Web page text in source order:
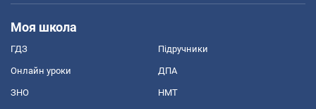
Моя школа
ГДЗ Підручники
Онлайн уроки ДПА
ЗНО НМТ